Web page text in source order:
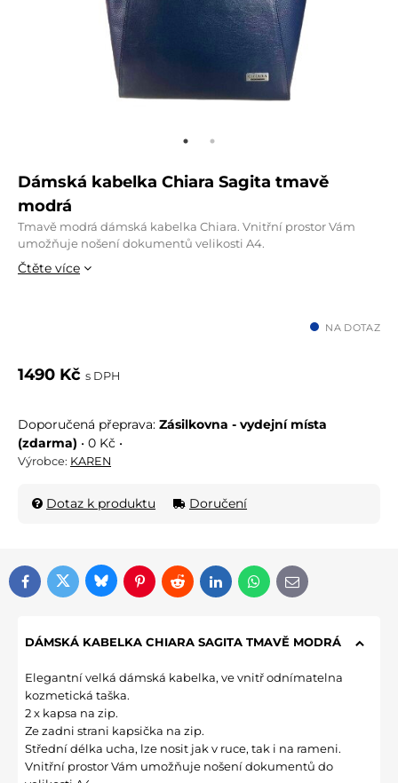
Dámská kabelka Chiara Sagita tmavě
modrá
Tmavě modrá dámská kabelka Chiara. Vnitřní prostor Vám
umožňuje nošení dokumentů velikosti A4.
Čtěte více
NA DOTAZ
1490 Kčs DPH
Zásilkovna - vydejní místa
(zdarma) •0 Kč •
Výrobce: KAREN
Dotaz k produktu Doručení
FacebookTwitterBlueskyPinterestRedditLinkedInWhatsApp
E-mail
DÁMSKÁ KABELKA CHIARA SAGITA TMAVĚ MODRÁ
Elegantní velká dámská kabelka, ve vnitř odnímatelna
kozmetická taška.
2 x kapsa na zip.
Ze zadni strani kapsička na zip.
Střední délka ucha, lze nosit jak v ruce, tak i na rameni.
Vnitřní prostor Vám umožňuje nošení dokumentů do